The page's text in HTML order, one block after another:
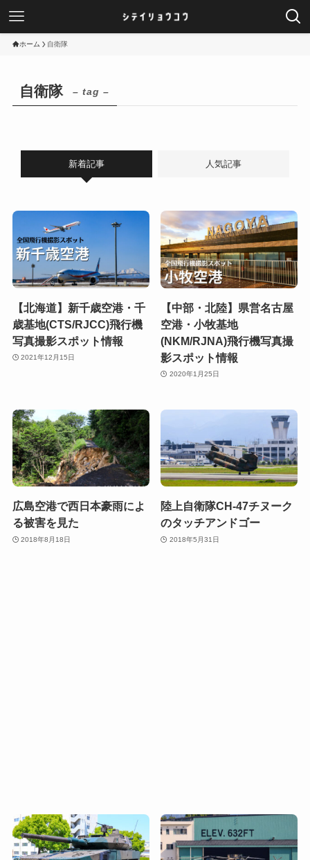
ホーム 自衛隊
自衛隊 – tag –
新着記事 人気記事
【北海道】新千歳空港・千
歳基地(CTS/RJCC)飛行機
写真撮影スポット情報
2021年12月15日
【中部・北陸】県営名古屋
空港・小牧基地
(NKM/RJNA)飛行機写真撮
影スポット情報
2020年1月25日
広島空港で西日本豪雨によ
る被害を見た
2018年8月18日
陸上自衛隊CH-47チヌーク
のタッチアンドゴー
2018年5月31日